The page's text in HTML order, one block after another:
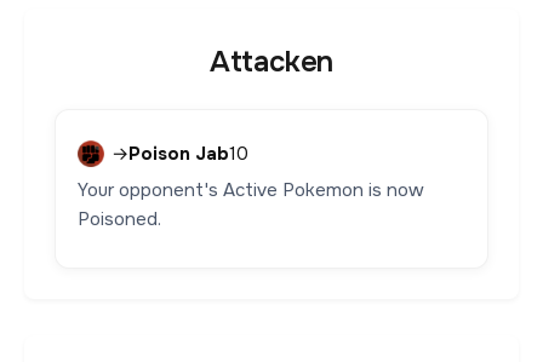
Attacken
→Poison Jab10
Your opponent's Active Pokemon is now
Poisoned.